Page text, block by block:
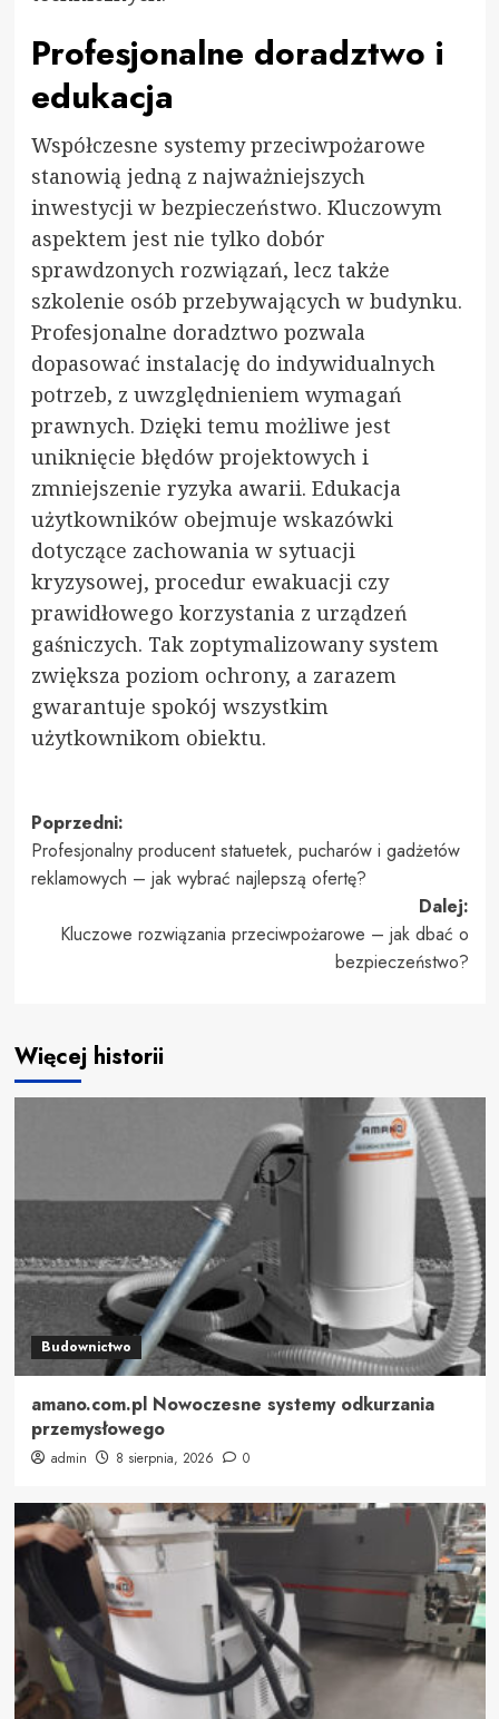
Profesjonalne doradztwo i
edukacja
Współczesne systemy przeciwpożarowe
stanowią jedną z najważniejszych
inwestycji w bezpieczeństwo. Kluczowym
aspektem jest nie tylko dobór
sprawdzonych rozwiązań, lecz także
szkolenie osób przebywających w budynku.
Profesjonalne doradztwo pozwala
dopasować instalację do indywidualnych
potrzeb, z uwzględnieniem wymagań
prawnych. Dzięki temu możliwe jest
uniknięcie błędów projektowych i
zmniejszenie ryzyka awarii. Edukacja
użytkowników obejmuje wskazówki
dotyczące zachowania w sytuacji
kryzysowej, procedur ewakuacji czy
prawidłowego korzystania z urządzeń
gaśniczych. Tak zoptymalizowany system
zwiększa poziom ochrony, a zarazem
gwarantuje spokój wszystkim
użytkownikom obiektu.
Zobacz
wpisy
Poprzedni:
Profesjonalny producent statuetek, pucharów i gadżetów
reklamowych – jak wybrać najlepszą ofertę?
Dalej:
Kluczowe rozwiązania przeciwpożarowe – jak dbać o
bezpieczeństwo?
Więcej historii
Budownictwo
amano.com.pl Nowoczesne systemy odkurzania
przemysłowego
admin 8 sierpnia, 2026 0